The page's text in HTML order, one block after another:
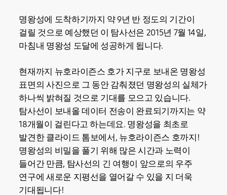
명왕성에 도착하기까지 약 9년 반 정도의 기간이
걸릴 것으로 예상했던 이 탐사선은 2015년 7월 14일,
마침내 명왕성 도달에 성공하게 됩니다.
현재까지 뉴호라이즌스 호가 지구로 보내온 명왕성
표면의 사진으로 그 동안 감춰졌던 명왕성의 실체가
하나씩 밝혀질 것으로 기대를 모으고 있습니다.
탐사선이 보내올 데이터 전송이 완료되기까지는 약
18개월이 걸린다고 하는데요. 명왕성을 최초로
발견한 클라이드 톰보에서, 뉴호라이즌스 호까지!
명왕성의 비밀을 풀기 위해 많은 시간과 노력이
들어간 만큼, 탐사선의 긴 여행이 앞으로의 우주
연구에 새로운 지평선을 열어갈 수 있을 지 더욱
기대됩니다!